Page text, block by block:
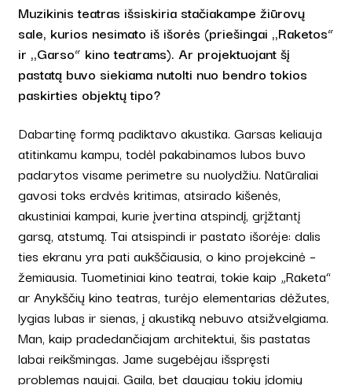
Muzikinis teatras išsiskiria stačiakampe žiūrovų
sale, kurios nesimato iš išorės (priešingai ,,Raketos“
ir ,,Garso“ kino teatrams). Ar projektuojant šį
pastatą buvo siekiama nutolti nuo bendro tokios
paskirties objektų tipo?
Dabartinę formą padiktavo akustika. Garsas keliauja
atitinkamu kampu, todėl pakabinamos lubos buvo
padarytos visame perimetre su nuolydžiu. Natūraliai
gavosi toks erdvės kritimas, atsirado kišenės,
akustiniai kampai, kurie įvertina atspindį, grįžtantį
garsą, atstumą. Tai atsispindi ir pastato išorėje: dalis
ties ekranu yra pati aukščiausia, o kino projekcinė –
žemiausia. Tuometiniai kino teatrai, tokie kaip „Raketa“
ar Anykščių kino teatras, turėjo elementarias dėžutes,
lygias lubas ir sienas, į akustiką nebuvo atsižvelgiama.
Man, kaip pradedančiajam architektui, šis pastatas
labai reikšmingas. Jame sugebėjau išspręsti
problemas naujai. Gaila, bet daugiau tokių įdomių